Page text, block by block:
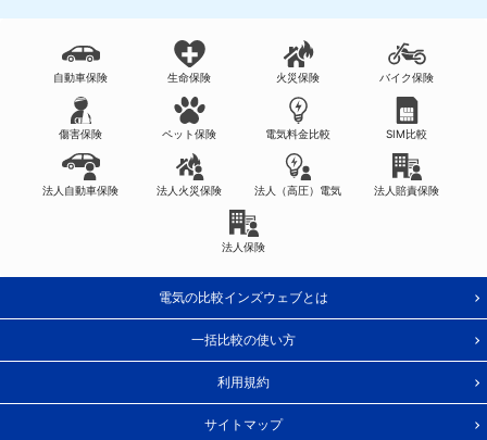
自動車保険 生命保険 火災保険 バイク保険
傷害保険 ペット保険 電気料金比較 SIM比較
法人自動車保険 法人火災保険 法人（高圧）電気 法人賠責保険
法人保険
電気の比較インズウェブとは
一括比較の使い方
利用規約
サイトマップ